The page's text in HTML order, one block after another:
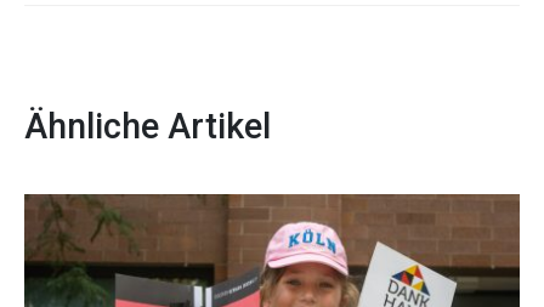
Ähnliche Artikel